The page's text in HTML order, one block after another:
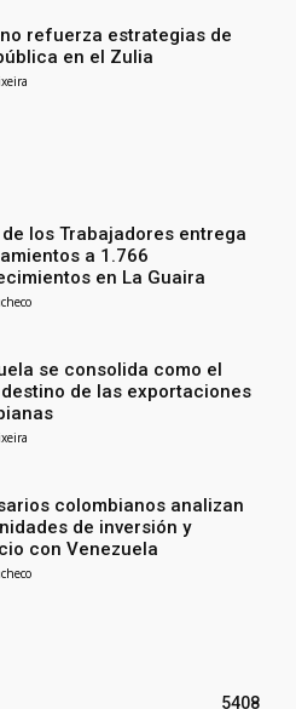
refuerza estrategias de
en el Zulia
los Trabajadores entrega
a 1.766
en La Guaira
se consolida como el
de las exportaciones
colombianos analizan
de inversión y
con Venezuela
5408